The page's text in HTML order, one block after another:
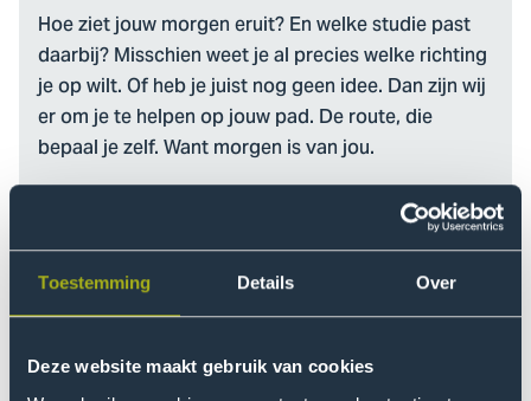
Toestemming Details Over
Deze website maakt gebruik van cookies
Hoe ziet jouw morgen eruit? En welke studie past
daarbij? Misschien weet je al precies welke richting
je op wilt. Of heb je juist nog geen idee. Dan zijn wij
er om je te helpen op jouw pad. De route, die
bepaal je zelf. Want morgen is van jou.